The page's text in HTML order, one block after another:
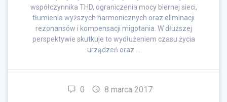
współczynnika THD, ograniczenia mocy biernej sieci,
tłumienia wyższych harmonicznych oraz eliminacji
rezonansów i kompensacji migotania. W dłuższej
perspektywie skutkuje to wydłużeniem czasu życia
urządzeń oraz …
0 8 marca 2017